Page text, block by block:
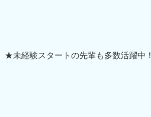
★未経験スタートの先輩も多数活躍中！